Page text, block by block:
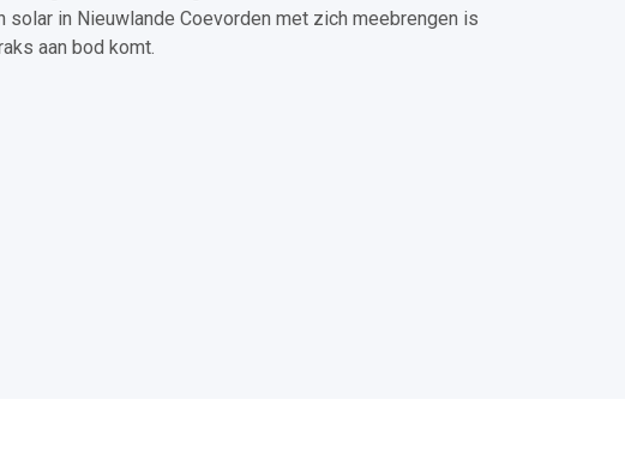
solar in Nieuwlande Coevorden met zich meebrengen is
aan bod komt.